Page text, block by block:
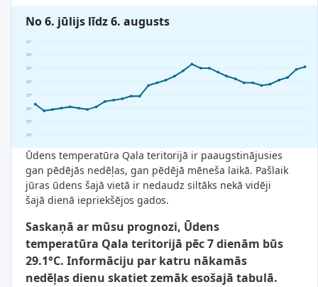
No 6. jūlijs līdz 6. augusts
24°
25°
26°
27°
28°
29°
30°
31°
Ūdens temperatūra Qala teritorijā ir paaugstinājusies
gan pēdējās nedēļas, gan pēdējā mēneša laikā. Pašlaik
jūras ūdens šajā vietā ir nedaudz siltāks nekā vidēji
šajā dienā iepriekšējos gados.
Saskaņā ar mūsu prognozi, Ūdens
temperatūra Qala teritorijā pēc 7 dienām būs
29.1°C. Informāciju par katru nākamās
nedēļas dienu skatiet zemāk esošajā tabulā.